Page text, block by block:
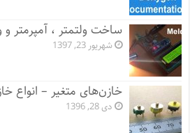
ساخت ولتمتر ، آمپرمتر و
شهریور 23, 1397
خازن‌های متغیر – انواع
دی 28, 1396